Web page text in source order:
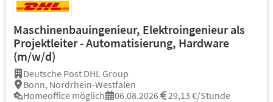
Maschinenbauingenieur, Elektroingenieur als
Projektleiter - Automatisierung, Hardware
(m/w/d)
Deutsche Post DHL Group
Bonn, Nordrhein-Westfalen
Homeoffice möglich
06.08.2026 29,13 €/Stunde